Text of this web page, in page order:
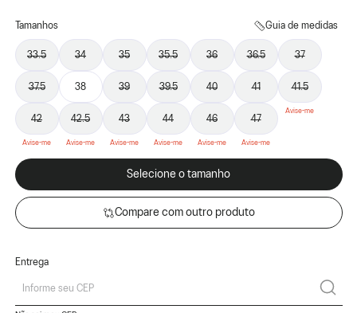
Tamanhos Guia de medidas
33.5 34 35 35.5 36 36.5 37
37.5 38 39 39.5 40 41 41.5
42 42.5 43 44 46 47
Selecione o tamanho
Compare com outro produto
Entrega